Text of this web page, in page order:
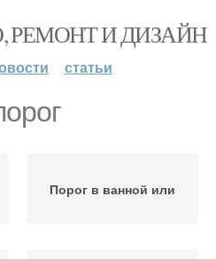
РЕМОНТ И ДИЗАЙН
статьи
Порог в ванной или